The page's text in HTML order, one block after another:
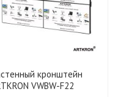
кронштейн
VWBW-F22